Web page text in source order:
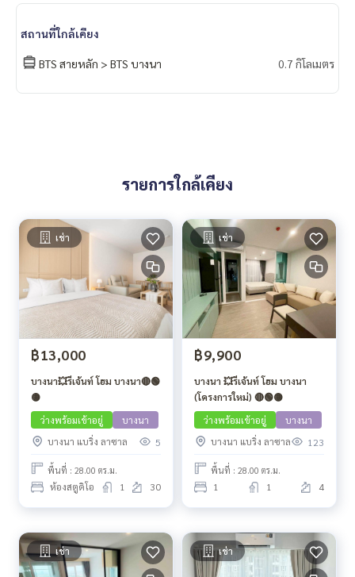
สถานที่ใกล้เคียง
BTS สายหลัก > BTS บางนา 0.7 กิโลเมตร
รายการใกล้เคียง
เช่า
฿13,000
บางนา💥รีเจ้นท์ โฮม บางนา🔴🟢
🟡
ว่างพร้อมเข้าอยู่
บางนา
บางนา แบริ่ง ลาซาล
5
พื้นที่ : 28.00 ตร.ม.
ห้องสตูดิโอ 1 30
เช่า
฿9,900
บางนา 💥รีเจ้นท์ โฮม บางนา
(โครงการใหม่) 🔴🟢🟡
ว่างพร้อมเข้าอยู่
บางนา
บางนา แบริ่ง ลาซาล
123
พื้นที่ : 28.00 ตร.ม.
1 1 4
เช่า เช่า